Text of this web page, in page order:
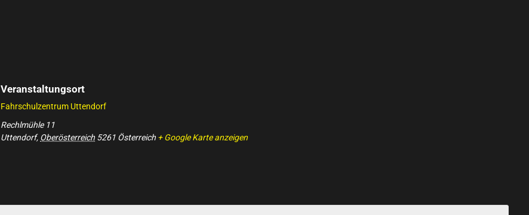
Veranstaltungsort
Fahrschulzentrum Uttendorf
Rechlmühle 11
Uttendorf, Oberösterreich 5261 Österreich + Google Karte anzeigen